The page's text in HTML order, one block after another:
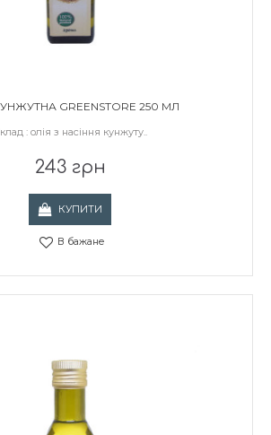
GREENSTORE 250 МЛ
: олія з насіння кунжуту..
243 грн
КУПИТИ
В бажане